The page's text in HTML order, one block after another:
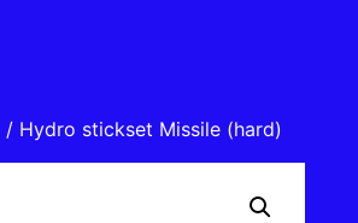
/ Hydro stickset Missile (hard)